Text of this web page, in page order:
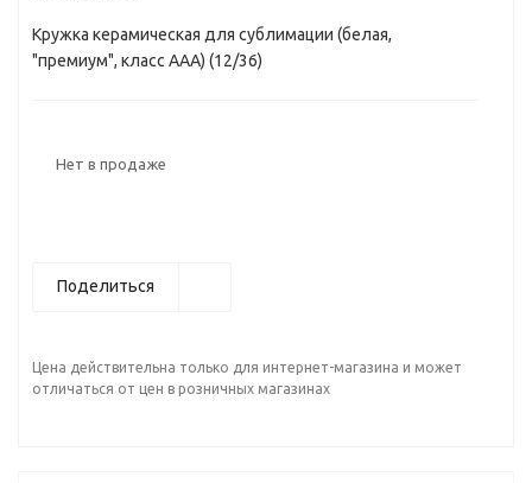
Кружка керамическая для сублимации (белая,
"премиум", класс ААА) (12/36)
Нет в продаже
Поделиться
Цена действительна только для интернет-магазина и может
отличаться от цен в розничных магазинах